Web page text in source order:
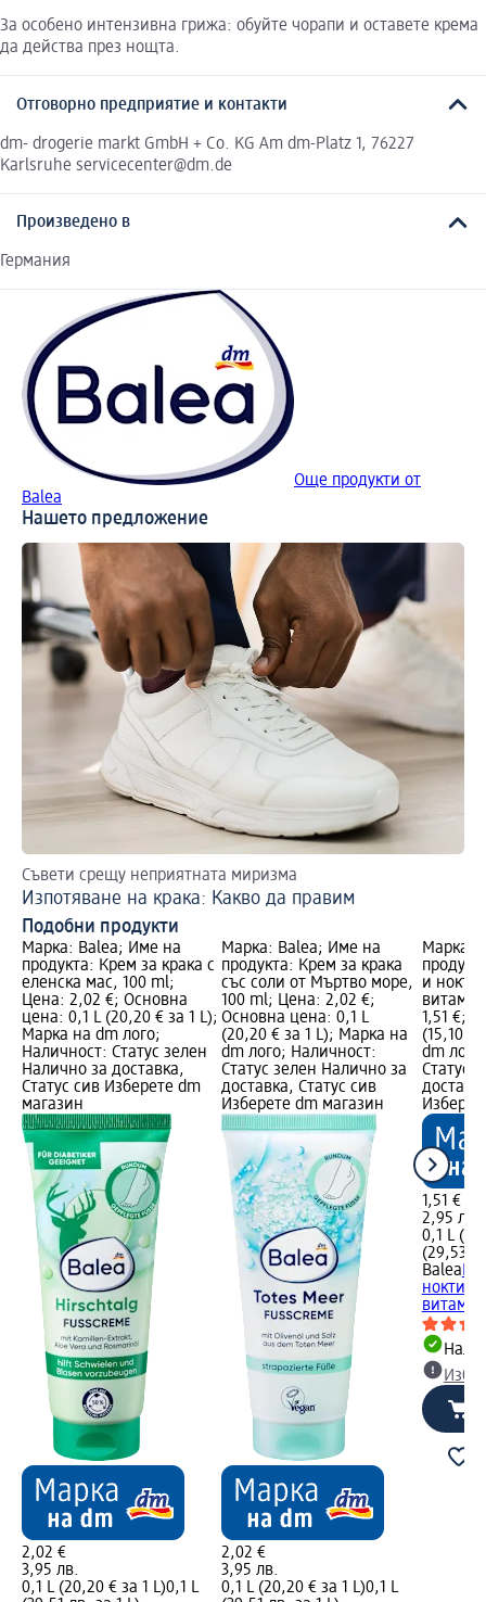
За особено интензивна грижа: обуйте чорапи и оставете крема
да действа през нощта.
Отговорно предприятие и контакти
dm- drogerie markt GmbH + Co. KG Am dm-Platz 1, 76227
Karlsruhe servicecenter@dm.de
Произведено в
Германия
Още продукти от
Balea
Нашето предложение
Съвети срещу неприятната миризма
Изпотяване на крака: Какво да правим
Подобни продукти
Марка: Balea; Име на
продукта: Крем за крака с
еленска мас, 100 ml;
Цена: 2,02 €; Основна
цена: 0,1 L (20,20 € за 1 L);
Марка на dm лого;
Наличност: Статус зелен
Налично за доставка,
Статус сив Изберете dm
магазин
2,02 €
3,95 лв.
0,1 L (20,20 € за 1 L)0,1 L
Марка: Balea; Име на
продукта: Крем за крака
със соли от Мъртво море,
100 ml; Цена: 2,02 €;
Основна цена: 0,1 L
(20,20 € за 1 L); Марка на
dm лого; Наличност:
Статус зелен Налично за
доставка, Статус сив
Изберете dm магазин
2,02 €
3,95 лв.
0,1 L (20,20 € за 1 L)0,1 L
Марка:
и нокти
1,51 €;
(15,10 €
dm
Статус
1,51 €
2,95 лв.
0,1 L
(29,53
Balea
нокти с